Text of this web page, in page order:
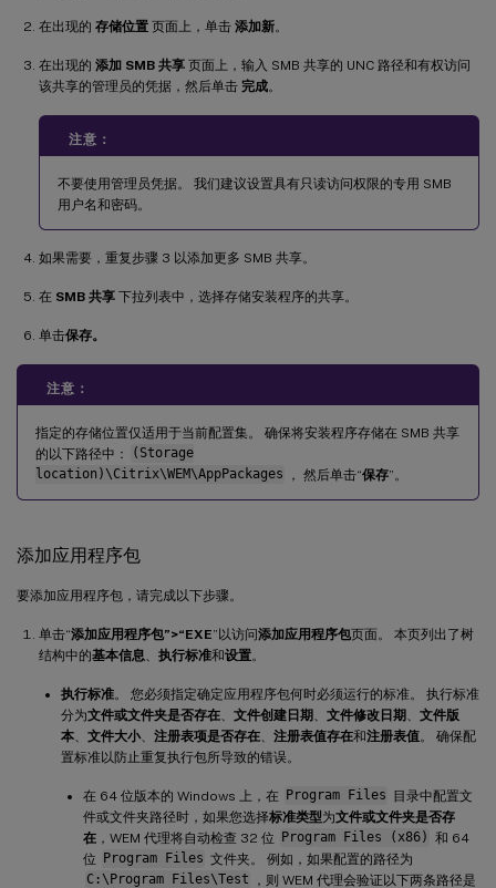
在出现的 存储位置 页面上，单击 添加新。
在出现的 添加 SMB 共享 页面上，输入 SMB 共享的 UNC 路径和有权访问
该共享的管理员的凭据，然后单击 完成。
注意：
不要使用管理员凭据。 我们建议设置具有只读访问权限的专用 SMB
用户名和密码。
如果需要，重复步骤 3 以添加更多 SMB 共享。
在 SMB 共享 下拉列表中，选择存储安装程序的共享。
单击保存。
注意：
指定的存储位置仅适用于当前配置集。 确保将安装程序存储在 SMB 共享
的以下路径中：
(Storage
location)\Citrix\WEM\AppPackages
， 然后单击“保存”。
添加应用程序包
要添加应用程序包，请完成以下步骤。
单击“添加应用程序包”>“EXE”以访问添加应用程序包页面。 本页列出了树
结构中的基本信息 执行标准和设置。
执行标准。 您必须指定确定应用程序包何时必须运行的标准。 执行标准
分为文件或文件夹是否存在 文件创建日期 文件修改日期
文件版
本
文件大小、 注册表项是否存在 注册表值存在和注册表值。 确保配
置标准以防止重复执行包所导致的错误。
在 64 位版本的 Windows 上，在 Program Files 目录中配置文
件或文件夹路径时，如果您选择标准类型为文件或文件夹是否存
在 ，WEM 代理将自动检查 32 位 Program Files (x86) 和 64
位
Program Files 文件夹。 例如，如果配置的路径为
C:\Program Files\Test
，则 WEM 代理会验证以下两条路径是